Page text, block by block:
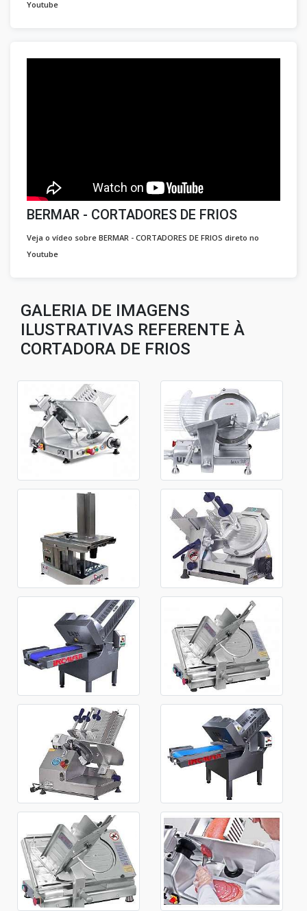
Youtube
BERMAR - CORTADORES DE FRIOS
Veja o vídeo sobre BERMAR - CORTADORES DE FRIOS direto no
Youtube
GALERIA DE IMAGENS
ILUSTRATIVAS REFERENTE À
CORTADORA DE FRIOS